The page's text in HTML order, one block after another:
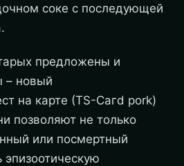
соке с последующей
предложены и
– новый
на карте (ТS-Сагd pork)
позволяют не только
или посмертный
эпизоотическую